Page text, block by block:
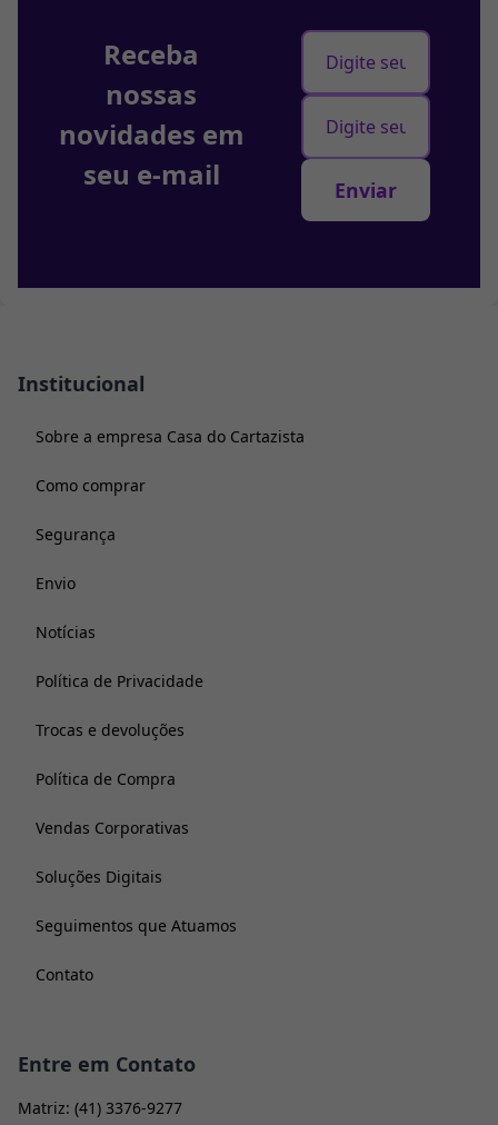
Receba
nossas
novidades em
seu e-mail
Institucional
Sobre a empresa Casa do Cartazista
Como comprar
Segurança
Envio
Notícias
Política de Privacidade
Trocas e devoluções
Política de Compra
Vendas Corporativas
Soluções Digitais
Seguimentos que Atuamos
Contato
Entre em Contato
Matriz: (41) 3376-9277